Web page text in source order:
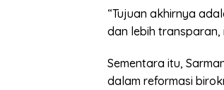
“Tujuan akhirnya
dan lebih transparan,
Sementara itu,
dalam reformasi